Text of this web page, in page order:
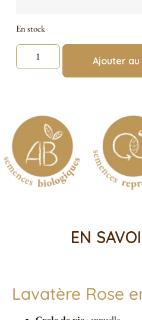
En stock
Ajouter
EN
Lavatère Rose